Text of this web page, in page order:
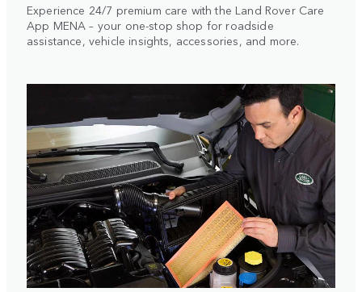
Experience 24/7 premium care with the Land Rover Care
App MENA – your one-stop shop for roadside
assistance, vehicle insights, accessories, and more.